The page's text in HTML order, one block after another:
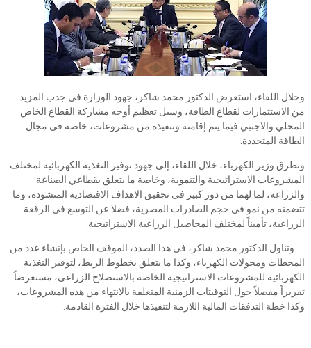
وخلال اللقاء، استعرض الدكتور محمد شاكر، جهود الوزارة فى جذب المزيد
من الاستثمارات لقطاع الطاقة، وسبل تعظيم أوجه مشاركة القطاع الخاص
المحلي والاجنبي فيما يتم إقامته وتنفيذه من مشروعات، خاصة فى مجال
الطاقة المتجددة.
وتطرق وزير الكهرباء، خلال اللقاء، إلى جهود توفير التغذية الكهربائية لمختلف
المشروعات الاستراتيجية والتنموية، وخاصة ما يتعلق بقطاعي الصناعة
والزراعة، لما لهما من دور كبير فى تحقيق الاهداف الاقتصادية المنشودة، وما
تتضمنه من نمو فى حجم الصادرات المصرية، فضلا عن التوسع فى الرقعة
الزراعية، تأميناً لمختلف المحاصيل الزراعية الاستراتيجية.
وتناول الدكتور محمد شاكر، فى هذا الصدد، الموقف الخاص بإنشاء عدد من
المحطات ومحولات الكهرباء، وكذا ما يتعلق بخطوط الربط، لتوفير التغذية
الكهربائية للمشروعات الاستراتيجية الخاصة بالاستصلاح الزراعى، مستعرضاً
تقريراً مفصلاً حول التوقيتات الزمنية المتعلقة بالانتهاء من هذه المشروعات،
وكذا خطة التدفقات المالية اللازمة لتنفيذها خلال الفترة القادمة.